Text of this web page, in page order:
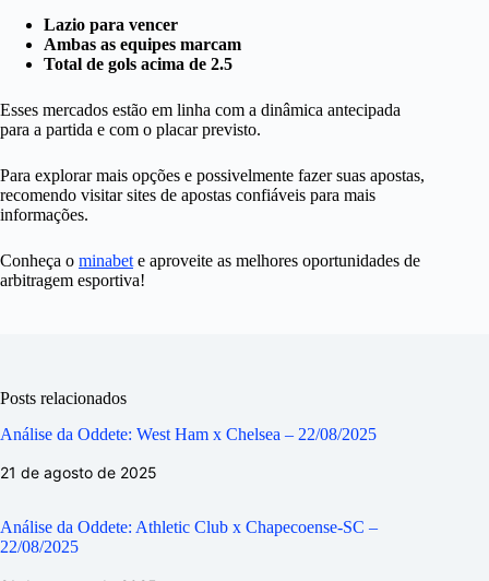
Lazio para vencer
Ambas as equipes marcam
Total de gols acima de 2.5
Esses mercados estão em linha com a dinâmica antecipada
para a partida e com o placar previsto.
Para explorar mais opções e possivelmente fazer suas apostas,
recomendo visitar sites de apostas confiáveis para mais
informações.
Conheça o minabet e aproveite as melhores oportunidades de
arbitragem esportiva!
Posts relacionados
Análise da Oddete: West Ham x Chelsea – 22/08/2025
21 de agosto de 2025
Análise da Oddete: Athletic Club x Chapecoense-SC –
22/08/2025